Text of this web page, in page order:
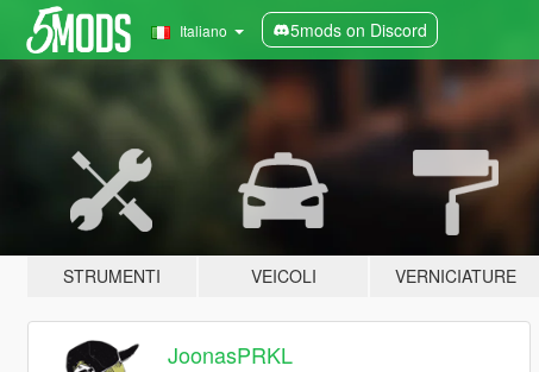
Italiano 5mods on Discord
STRUMENTI VEICOLI VERNICIATURE
JoonasPRKL